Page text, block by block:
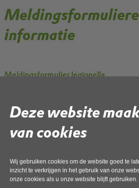
Deze website
van cookies
Wij gebruiken cookies om de website goed te
inzicht te verkrijgen in het gebruik van onze
onze cookies als u onze website blijft gebruiken.
informatie
Meldingsformulier legionella
Afmeldingsformulier legionella
Melding 'ongewoon voorval
Monitoring bassinswater
24 november 2022,pdf, 23kB